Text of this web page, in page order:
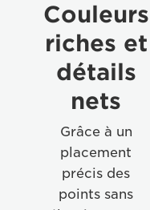
Couleurs
riches et
détails
nets
Grâce à un
placement
précis des
points sans